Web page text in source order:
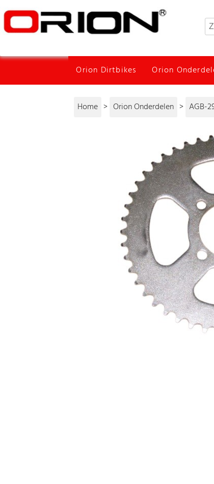
Orion Dirtbikes Orion
Home > Orion Onderdelen > AGB-